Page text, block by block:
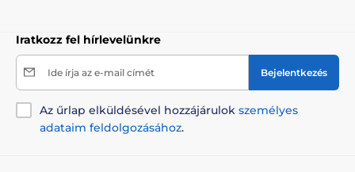
Iratkozz fel hírlevelünkre
Ide írja az e-mail címét Bejelentkezés
Az űrlap elküldésével hozzájárulok személyes
adataim feldolgozásához.